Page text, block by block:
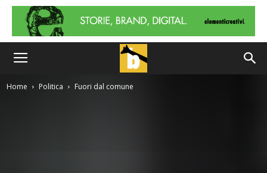
Home Politica Fuori dal comune